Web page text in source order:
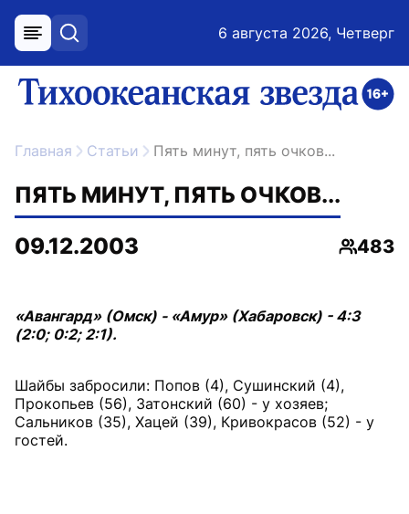
меню поиск 6 августа 2026, Четверг
ссылка на главную
Главная Статьи Пять минут, пять очков...
ПЯТЬ МИНУТ, ПЯТЬ ОЧКОВ...
09.12.2003
483
«Авангард» (Омск) - «Амур» (Хабаровск) - 4:3
(2:0; 0:2; 2:1).
Шайбы забросили: Попов (4), Сушинский (4),
Прокопьев (56), Затонский (60) - у хозяев;
Сальников (35), Хацей (39), Кривокрасов (52) - у
гостей.